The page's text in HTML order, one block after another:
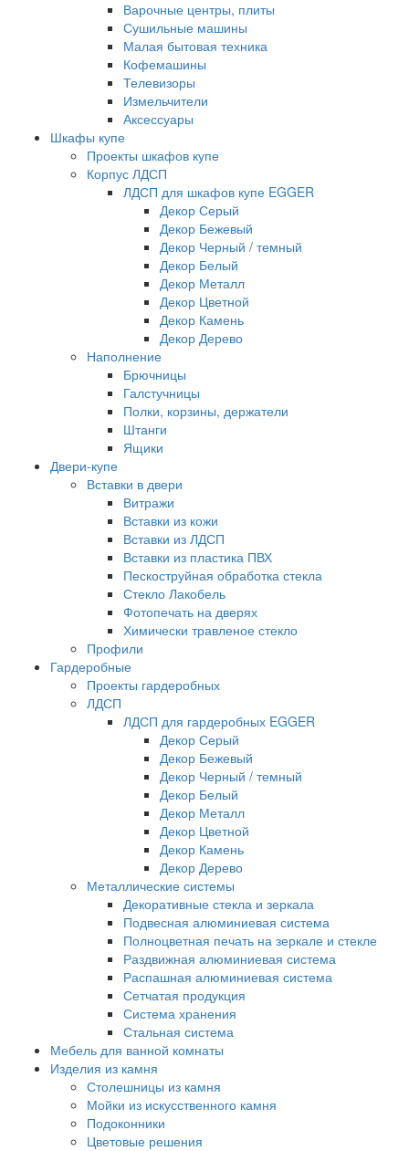
Варочные центры, плиты
Сушильные машины
Малая бытовая техника
Кофемашины
Телевизоры
Измельчители
Аксессуары
Шкафы купе
Проекты шкафов купе
Корпус ЛДСП
ЛДСП для шкафов купе EGGER
Декор Серый
Декор Бежевый
Декор Черный / темный
Декор Белый
Декор Металл
Декор Цветной
Декор Камень
Декор Дерево
Наполнение
Брючницы
Галстучницы
Полки, корзины, держатели
Штанги
Ящики
Двери-купе
Вставки в двери
Витражи
Вставки из кожи
Вставки из ЛДСП
Вставки из пластика ПВХ
Пескоструйная обработка стекла
Стекло Лакобель
Фотопечать на дверях
Химически травленое стекло
Профили
Гардеробные
Проекты гардеробных
ЛДСП
ЛДСП для гардеробных EGGER
Декор Серый
Декор Бежевый
Декор Черный / темный
Декор Белый
Декор Металл
Декор Цветной
Декор Камень
Декор Дерево
Металлические системы
Декоративные стекла и зеркала
Подвесная алюминиевая система
Полноцветная печать на зеркале и стекле
Раздвижная алюминиевая система
Распашная алюминиевая система
Сетчатая продукция
Система хранения
Стальная система
Мебель для ванной комнаты
Изделия из камня
Столешницы из камня
Мойки из искусственного камня
Подоконники
Цветовые решения